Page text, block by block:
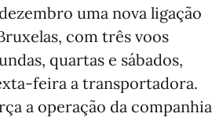
uma nova ligação
com três voos
quartas e sábados,
feira a transportadora.
a operação da companhia